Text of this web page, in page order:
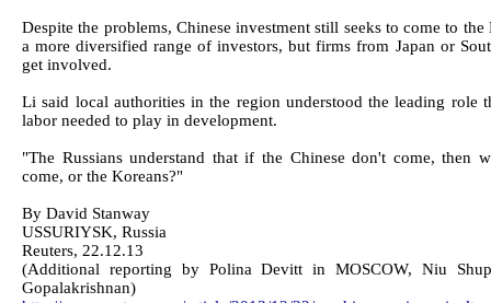
Despite the problems, Chinese investment still seeks to come to
a more diversified range of investors, but firms from Japan or
get involved.
Li said local authorities in the region understood the leading role
labor needed to play in development.
"The Russians understand that if the Chinese don't come, then
come, or the Koreans?"
By David Stanway
USSURIYSK, Russia
Reuters, 22.12.13
(Additional reporting by Polina Devitt in MOSCOW, Niu
Gopalakrishnan)